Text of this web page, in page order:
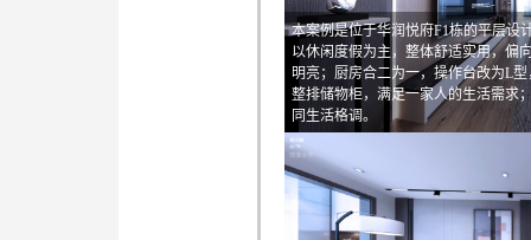
本案例是位于华润悦府F1栋的平层设
以休闲度假为主，整体舒适实用，偏
明亮；厨房合二为一，操作台改为L
整排储物柜，满足一家人的生活需求
同生活格调。